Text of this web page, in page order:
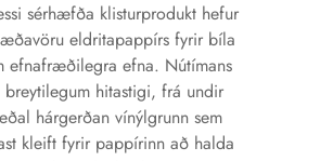
sérhæfða klisturprodukt hefur
eldritapappírs fyrir bíla
efnafræðilegra efna. Nútímans
hitastigi, frá undir
hárgerðan vínýlgrunn sem
kleift fyrir pappírinn að halda